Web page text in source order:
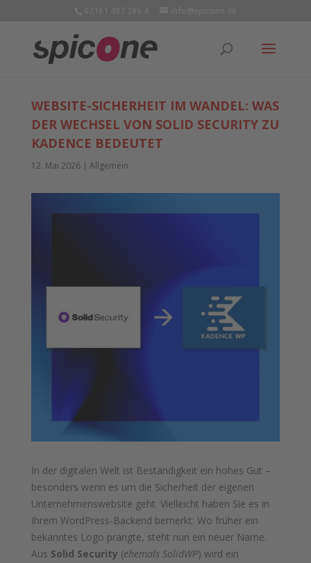
WEBSITE-SICHERHEIT IM WANDEL: WAS
DER WECHSEL VON SOLID SECURITY ZU
KADENCE BEDEUTET
12. Mai 2026| Allgemein
In der digitalen Welt ist Beständigkeit ein hohes Gut –
besonders wenn es um die Sicherheit der eigenen
Unternehmenswebsite geht. Vielleicht haben Sie es in
Ihrem WordPress-Backend bemerkt: Wo früher ein
bekanntes Logo prangte, steht nun ein neuer Name.
Aus Solid Security (ehemals SolidWP) wird ein